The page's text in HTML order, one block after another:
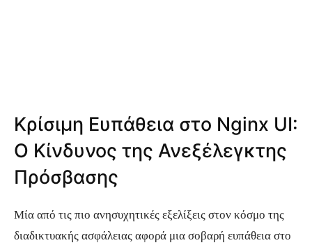
Κρίσιμη Ευπάθεια στο Nginx UI:
Ο Κίνδυνος της Ανεξέλεγκτης
Πρόσβασης
Μία από τις πιο ανησυχητικές εξελίξεις στον κόσμο της
διαδικτυακής ασφάλειας αφορά μια σοβαρή ευπάθεια στο